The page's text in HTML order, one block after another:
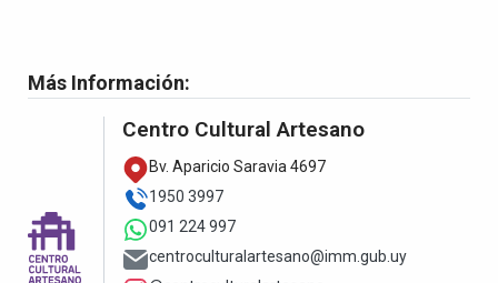
Más Información:
Centro Cultural Artesano
Bv. Aparicio Saravia 4697
1950 3997
091 224 997
centroculturalartesano@imm.gub.uy